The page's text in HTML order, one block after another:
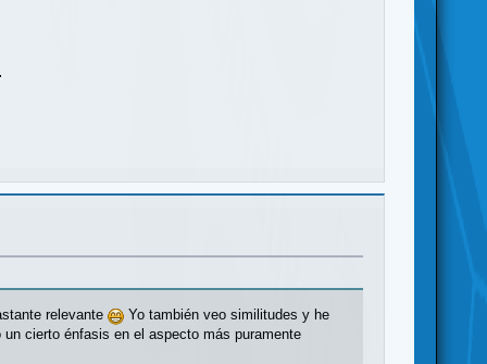
relevante
Yo también veo similitudes y he
cierto énfasis en el aspecto más puramente